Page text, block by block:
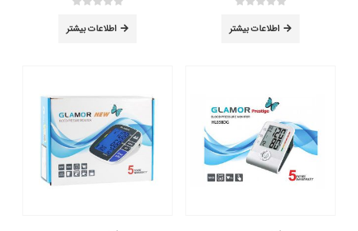
اطلاعات بیشتر اطلاعات بیشتر